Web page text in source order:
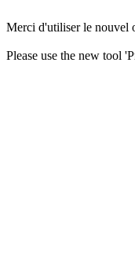
Merci d'utiliser le nouvel
Please use the new tool